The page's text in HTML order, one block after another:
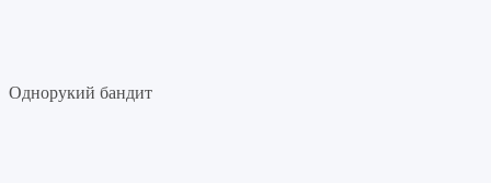
Однорукий бандит